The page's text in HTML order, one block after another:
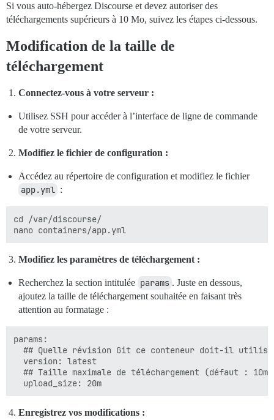
Si vous auto-hébergez Discourse et devez autoriser des
téléchargements supérieurs à 10 Mo, suivez les étapes ci-dessous.
Modification de la taille de
téléchargement
Connectez-vous à votre serveur :
Utilisez SSH pour accéder à l’interface de ligne de commande
de votre serveur.
Modifiez le fichier de configuration :
Accédez au répertoire de configuration et modifiez le fichier
app.yml :
cd /var/discourse/
Modifiez les paramètres de téléchargement :
Recherchez la section intitulée params . Juste en dessous,
ajoutez la taille de téléchargement souhaitée en faisant très
attention au formatage :
params:
## Quelle révision Git ce conteneur doit-il
  version: latest
  ## Taille maximale de téléchargement (défaut : 10m)
Enregistrez vos modifications :